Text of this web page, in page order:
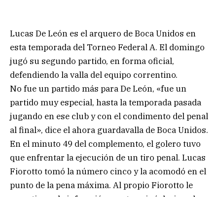
Lucas De León es el arquero de Boca Unidos en
esta temporada del Torneo Federal A. El domingo
jugó su segundo partido, en forma oficial,
defendiendo la valla del equipo correntino.
No fue un partido más para De León, «fue un
partido muy especial, hasta la temporada pasada
jugando en ese club y con el condimento del penal
al final», dice el ahora guardavalla de Boca Unidos.
En el minuto 49 del complemento, el golero tuvo
que enfrentar la ejecución de un tiro penal. Lucas
Fiorotto tomó la número cinco y la acomodó en el
punto de la pena máxima. Al propio Fiorotto le